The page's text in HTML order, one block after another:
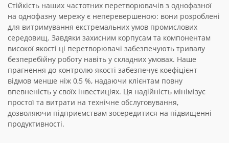
Стійкість наших частотних перетворювачів з однофазної
на однофазну мережу є неперевершеною: вони розроблені
для витримування екстремальних умов промислових
середовищ. Завдяки захисним корпусам та компонентам
високої якості ці перетворювачі забезпечують тривалу
безперебійну роботу навіть у складних умовах. Наше
прагнення до контролю якості забезпечує коефіцієнт
відмов менше ніж 0,5 %, надаючи клієнтам повну
впевненість у своїх інвестиціях. Ця надійність мінімізує
простої та витрати на технічне обслуговування,
дозволяючи підприємствам зосередитися на підвищенні
продуктивності.